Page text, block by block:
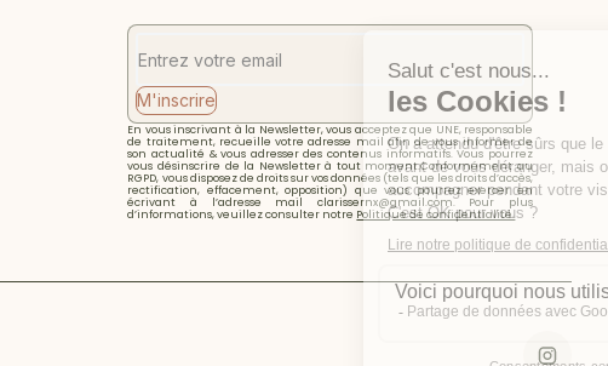
M'inscrire
En vous inscrivant à la Newsletter, vous acceptez que UNE, responsable
de traitement, recueille votre adresse mail afin de vous informer de
son actualité & vous adresser des contenus informatifs. Vous pourrez
vous désinscrire de la Newsletter à tout moment.Conformément au
RGPD, vous disposez de droits sur vos données (tels que les droits d’accès,
rectification, effacement, opposition) que vous pourrez exercer en
écrivant à l’adresse mail clarissernx@gmail.com. Pour plus
d’informations, veuillez consulter notre Politique de confidentialité.